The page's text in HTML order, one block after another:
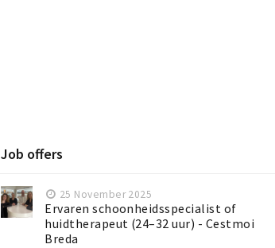
Job offers
25 November 2025
Ervaren schoonheidsspecialist of
huidtherapeut (24–32 uur) - Cestmoi
Breda